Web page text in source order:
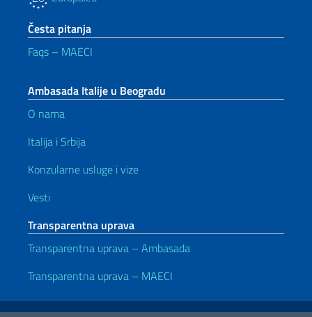
Česta pitanja
Faqs – MAECI
Ambasada Italije u Beogradu
O nama
Italija i Srbija
Konzularne usluge i vize
Vesti
Transparentna uprava
Transparentna uprava – Ambasada
Transparentna uprava – MAECI